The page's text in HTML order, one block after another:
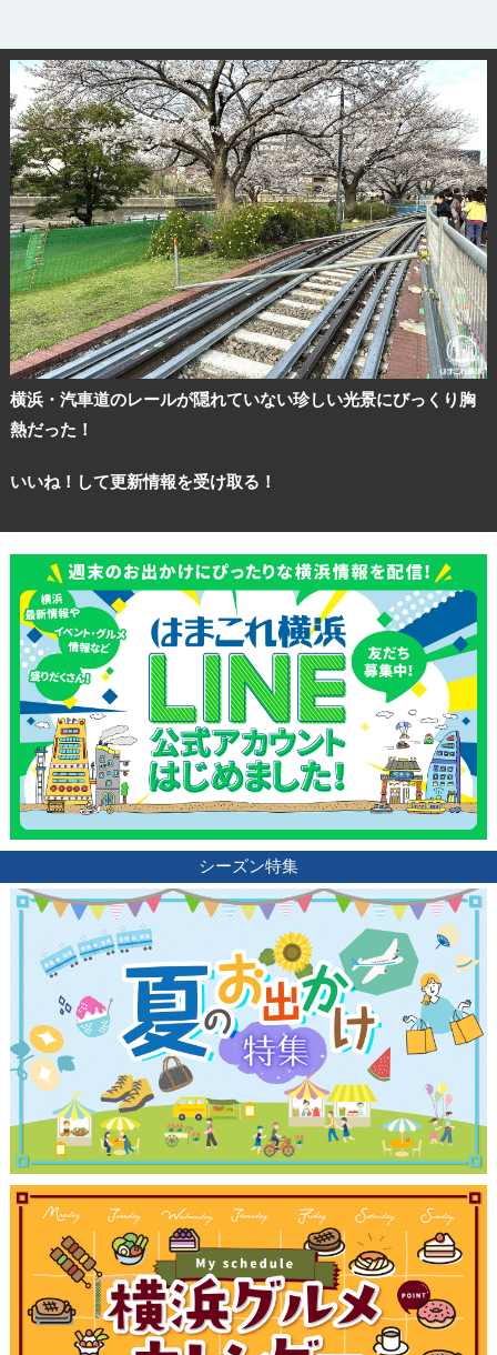
横浜・汽車道のレールが隠れていない珍しい光景にびっくり胸
熱だった！
いいね！して更新情報を受け取る！
シーズン特集
観光ガイド
ランキング
ブログ記事
サイトについて